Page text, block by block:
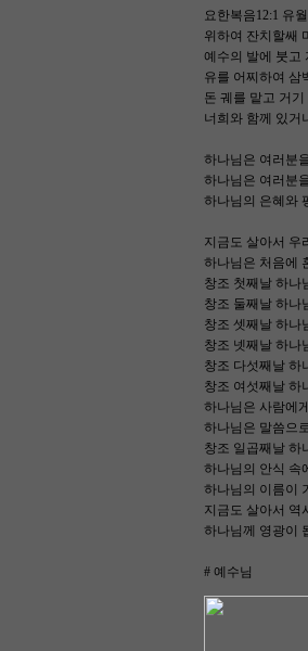
요한복음12:1 유
위하여 잔치할쌔
예수의 발에 붓고
유를 어찌하여 삼
돈 궤를 맡고 거
너희와 함께 있거
하나님은 여러분
하나님은 여러분
하나님의 은혜와
지금도 살아서 우
하나님은 처음에
창조 첫째날 하나
창조 둘째날 하나
창조 셋째날 하나
창조 넷째날 하나
창조 다섯째날 하
창조 여섯째날 하
하나님은 사람에
하나님은 말씀으
창조 일곱째날 하
하나님의 안식 속
하나님의 이름이
지금도 살아서 역
하나님께 영광이
# 예수님